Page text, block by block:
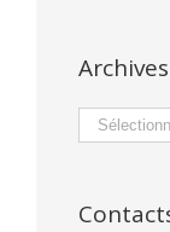
Archives
Archives